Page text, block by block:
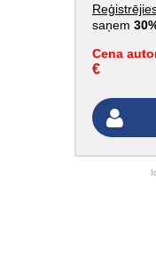
saņem
Cena
€